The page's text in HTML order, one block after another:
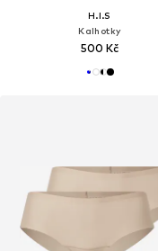
H.I.S
Kalhotky
500 Kč